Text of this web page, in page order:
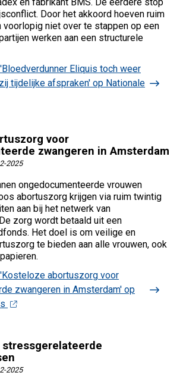
Door het akkoord hoeven ruim
voorlopig niet over te stappen op een
werken aan een structurele
Eliquis toch weer
tijdelijke afspraken' op Nationale
voor
zwangeren in Amsterdam
2025
ongedocumenteerde vrouwen
abortuszorg krijgen via ruim twintig
aan bij het netwerk van
zorg wordt betaald uit een
Het doel is om veilige en
te bieden aan alle vrouwen, ook
abortuszorg voor
zwangeren in Amsterdam' op
2025